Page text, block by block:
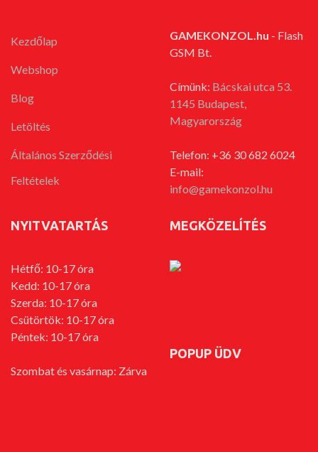
Kezdőlap
Webshop
Blog
Letöltés
Általános Szerződési
Feltételek
GAMEKONZOL.hu - Flash
GSM Bt.
Címünk: Bácskai utca 53.
1145 Budapest,
Magyarország
Telefon: +36 30 682 6024
E-mail:
info@gamekonzol.hu
NYITVATARTÁS
Hétfő: 10-17 óra
Kedd: 10-17 óra
Szerda: 10-17 óra
Csütörtök: 10-17 óra
Péntek: 10-17 óra
Szombat és vasárnap: Zárva
MEGKÖZELÍTÉS
POPUP ÜDV